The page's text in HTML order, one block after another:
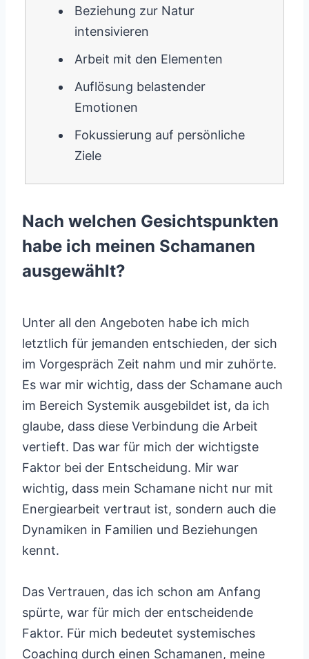
Beziehung zur Natur
intensivieren
Arbeit mit den Elementen
Auflösung belastender
Emotionen
Fokussierung auf persönliche
Ziele
Nach welchen Gesichtspunkten
habe ich meinen Schamanen
ausgewählt?
Unter all den Angeboten habe ich mich
letztlich für jemanden entschieden, der sich
im Vorgespräch Zeit nahm und mir zuhörte.
Es war mir wichtig, dass der Schamane auch
im Bereich Systemik ausgebildet ist, da ich
glaube, dass diese Verbindung die Arbeit
vertieft. Das war für mich der wichtigste
Faktor bei der Entscheidung. Mir war
wichtig, dass mein Schamane nicht nur mit
Energiearbeit vertraut ist, sondern auch die
Dynamiken in Familien und Beziehungen
kennt.
Das Vertrauen, das ich schon am Anfang
spürte, war für mich der entscheidende
Faktor. Für mich bedeutet systemisches
Coaching durch einen Schamanen, meine